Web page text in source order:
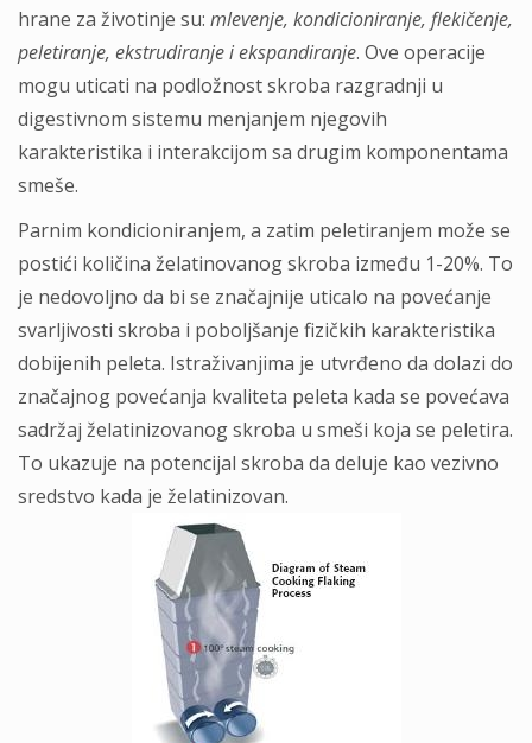
hrane za životinje su: mlevenje, kondicioniranje, flekičenje,
peletiranje, ekstrudiranje i ekspandiranje. Ove operacije
mogu uticati na podložnost skroba razgradnji u
digestivnom sistemu menjanjem njegovih
karakteristika i interakcijom sa drugim komponentama
smeše.
Parnim kondicioniranjem, a zatim peletiranjem može se
postići količina želatinovanog skroba između 1-20%. To
je nedovoljno da bi se značajnije uticalo na povećanje
svarljivosti skroba i poboljšanje fizičkih karakteristika
dobijenih peleta. Istraživanjima je utvrđeno da dolazi do
značajnog povećanja kvaliteta peleta kada se povećava
sadržaj želatinizovanog skroba u smeši koja se peletira.
To ukazuje na potencijal skroba da deluje kao vezivno
sredstvo kada je želatinizovan.